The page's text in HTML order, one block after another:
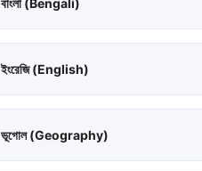
ইংরেজি (English)
ভূগোল (Geography)